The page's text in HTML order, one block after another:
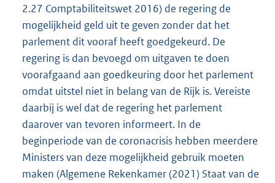
2.27 Comptabiliteitswet 2016) de regering de
mogelijkheid geld uit te geven zonder dat het
parlement dit vooraf heeft goedgekeurd. De
regering is dan bevoegd om uitgaven te doen
voorafgaand aan goedkeuring door het parlement
omdat uitstel niet in belang van de Rijk is. Vereiste
daarbij is wel dat de regering het parlement
daarover van tevoren informeert. In de
beginperiode van de coronacrisis hebben meerdere
Ministers van deze mogelijkheid gebruik moeten
maken (Algemene Rekenkamer (2021) Staat van de